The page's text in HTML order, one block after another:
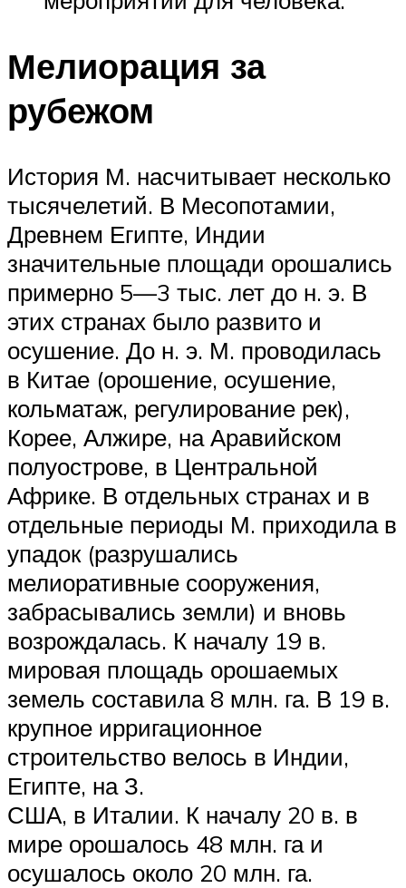
Мелиорация за
рубежом
История М. насчитывает несколько
тысячелетий. В Месопотамии,
Древнем Египте, Индии
значительные площади орошались
примерно 5—3 тыс. лет до н. э. В
этих странах было развито и
осушение. До н. э. М. проводилась
в Китае (орошение, осушение,
кольматаж, регулирование рек),
Корее, Алжире, на Аравийском
полуострове, в Центральной
Африке. В отдельных странах и в
отдельные периоды М. приходила в
упадок (разрушались
мелиоративные сооружения,
забрасывались земли) и вновь
возрождалась. К началу 19 в.
мировая площадь орошаемых
земель составила 8 млн. га. В 19 в.
крупное ирригационное
строительство велось в Индии,
Египте, на З.
США, в Италии. К началу 20 в. в
мире орошалось 48 млн. га и
осушалось около 20 млн. га.